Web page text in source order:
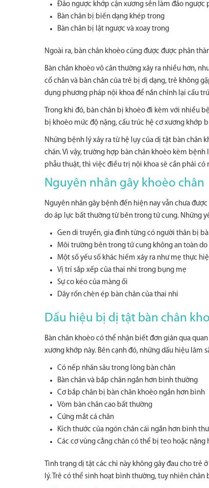
Đảo ngược khớp cận xương sên làm đảo ngược
Bàn chân bị biến dạng khép trong
Bàn chân bị lật ngược và xoay trong
Ngoài ra, bàn chân khoèo cũng được được phân
Bàn chân khoèo vô căn thường xảy ra nhiều hơn,
cổ chân và bàn chân của trẻ bị dị dạng, trẻ không
dụng phương pháp nội khoa để nắn chỉnh lại cấu
Trong khi đó, bàn chân bị khoèo đi kèm với nhiều
bị khoèo mức độ nặng, cấu trúc hệ cơ xương khớp
Những bệnh lý xảy ra từ hệ lụy của dị tật bàn chân
chân. Vì vậy, trường hợp bàn chân khoèo kèm
phẫu thuật, thì việc điều trị nội khoa sẽ cần phải có
Nguyên nhân gây khoèo chân
Nguyên nhân gây bệnh đến hiện nay vẫn chưa
do áp lực bất thường từ bên trong tử cung. Những
Gen di truyền, gia đình từng có người thân bị
Môi trường bên trong tử cung không an toàn
Một số yếu số khác hiếm xảy ra như mẹ thực
Vị trí sắp xếp của thai nhi trong bụng mẹ
Sự co kéo của màng ối
Dây rốn chèn ép bàn chân của thai nhi
Dấu hiệu bị dị tật bàn chân
Bàn chân khoèo có thể nhận biết đơn giản qua
xương khớp này. Bên cạnh đó, những dấu hiệu lâm
Có nếp nhăn sâu trong lòng bàn chân
Bàn chân và bắp chân ngắn hơn bình thường
Cơ bắp chân bị bàn chân khoèo ngắn hơn bình
Vòm bàn chân cao bất thường
Cứng mắt cá chân
Kích thước của ngón chân cái ngắn hơn bình
Các cơ vùng cẳng chân có thể bị teo hoặc nặng
Tình trạng dị tật các chi này không gây đau cho
lý. Trẻ có thể sinh hoạt bình thường, tuy nhiên